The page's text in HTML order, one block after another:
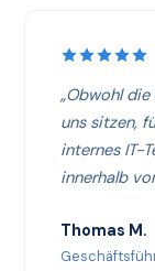
„Obwohl
uns sitzen,
internes IT-
innerhalb
Thomas M.